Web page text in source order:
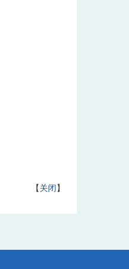
【关闭】